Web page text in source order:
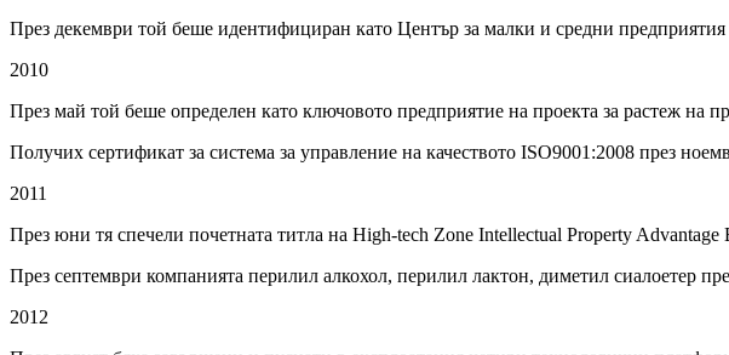
През декември той беше идентифициран като Център за малки и средни
2010
През май той беше определен като ключовото предприятие на проекта за растеж на
Получих сертификат за система за управление на качеството ISO9001:2008 през
2011
През юни тя спечели почетната титла на High-tech Zone Intellectual Property Advantage
През септември компанията перилил алкохол, перилил лактон, диметил сиалоетер
2012